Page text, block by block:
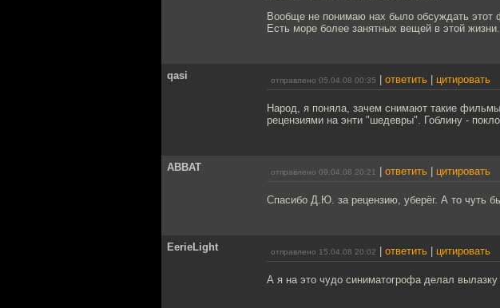
Вообще не понимаю нах было обсуждать этот
Есть море более занятных вещей в этой жизни.
qasi отправлено 05.04.08 00:35 ответить цитировать
Народ, я поняла, зачем снимают такие
рецензиями на энти "шедевры". Гоблину -
ABBAT отправлено 09.04.08 20:21 ответить цитировать
Спасибо Д.Ю. за рецензию, уберёг. А то чуть
EerieLight отправлено 15.04.08 20:02 ответить цитировать
А я на это чудо синиматогрофа делал